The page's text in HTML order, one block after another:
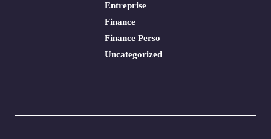
Entreprise
Finance
Finance Perso
Uncategorized